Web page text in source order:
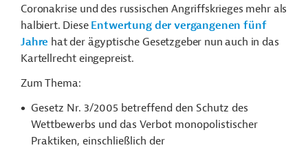
Coronakrise und des russischen Angriffskrieges mehr als
halbiert. Diese Entwertung der vergangenen fünf
Jahre hat der ägyptische Gesetzgeber nun auch in das
Kartellrecht eingepreist.
Zum Thema:
Gesetz Nr. 3/2005 betreffend den Schutz des
Wettbewerbs und das Verbot monopolistischer
Praktiken, einschließlich der